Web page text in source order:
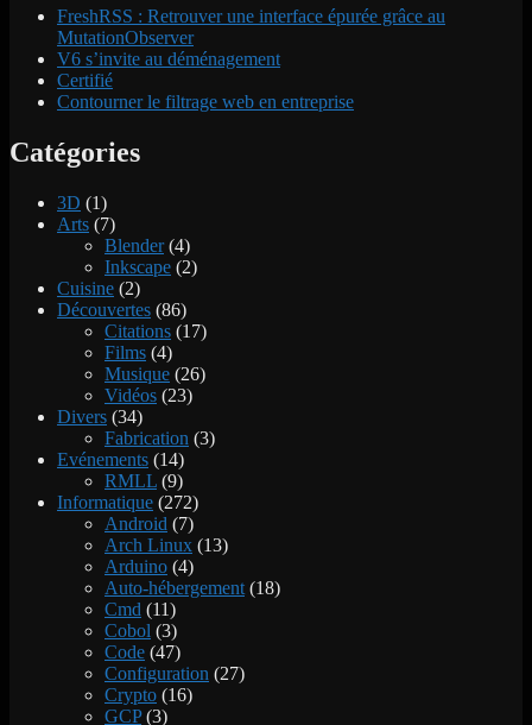
IBM
FreshRSS : Retrouver une interface épurée grâce au
MutationObserver
V6 s’invite au déménagement
Certifié
Contourner le filtrage web en entreprise
Catégories
3D (1)
Arts (7)
Blender(4)
Inkscape (2)
Cuisine (2)
Découvertes (86)
Citations (17)
Films (4)
Musique (26)
Vidéos (23)
Divers (34)
Fabrication (3)
Evénements (14)
RMLL (9)
Informatique (272)
Android (7)
Arch Linux (13)
Arduino (4)
Auto-hébergement (18)
Cmd (11)
Cobol (3)
Code (47)
Configuration (27)
Crypto (16)
GCP(3)